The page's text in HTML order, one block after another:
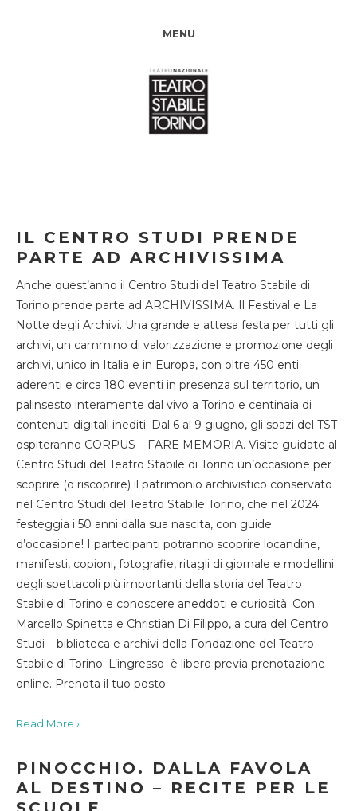
MENU
IL CENTRO STUDI PRENDE
PARTE AD ARCHIVISSIMA
Anche quest’anno il Centro Studi del Teatro Stabile di
Torino prende parte ad ARCHIVISSIMA. Il Festival e La
Notte degli Archivi. Una grande e attesa festa per tutti gli
archivi, un cammino di valorizzazione e promozione degli
archivi, unico in Italia e in Europa, con oltre 450 enti
aderenti e circa 180 eventi in presenza sul territorio, un
palinsesto interamente dal vivo a Torino e centinaia di
contenuti digitali inediti. Dal 6 al 9 giugno, gli spazi del TST
ospiteranno CORPUS – FARE MEMORIA. Visite guidate al
Centro Studi del Teatro Stabile di Torino un’occasione per
scoprire (o riscoprire) il patrimonio archivistico conservato
nel Centro Studi del Teatro Stabile Torino, che nel 2024
festeggia i 50 anni dalla sua nascita, con guide
d’occasione! I partecipanti potranno scoprire locandine,
manifesti, copioni, fotografie, ritagli di giornale e modellini
degli spettacoli più importanti della storia del Teatro
Stabile di Torino e conoscere aneddoti e curiosità. Con
Marcello Spinetta e Christian Di Filippo, a cura del Centro
Studi – biblioteca e archivi della Fondazione del Teatro
Stabile di Torino. L’ingresso è libero previa prenotazione
online. Prenota il tuo posto
Read More ›
PINOCCHIO. DALLA FAVOLA
AL DESTINO – RECITE PER LE